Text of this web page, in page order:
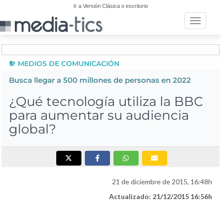
Ir a Versión Clásica o escritorio
Toggle
MEDIOS DE COMUNICACIÓN
Busca llegar a 500 millones de personas en 2022
¿Qué tecnología utiliza la BBC
para aumentar su audiencia
global?
21 de diciembre de 2015, 16:48h
Actualizado: 21/12/2015 16:56h